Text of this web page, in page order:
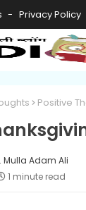
Privacy Policy
Positive
Mulla Adam Ali
1 minute read